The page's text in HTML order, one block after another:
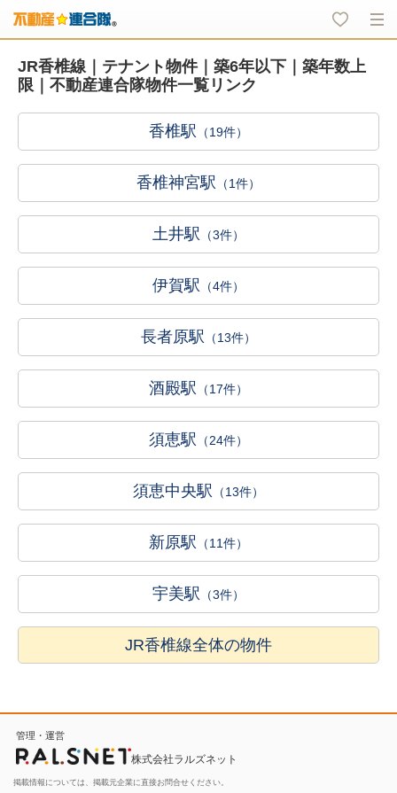
JR香椎線｜テナント物件｜築6年以下｜築年数上
限｜不動産連合隊物件一覧リンク
香椎駅 （19件）
香椎神宮駅 （1件）
土井駅 （3件）
伊賀駅 （4件）
長者原駅 （13件）
酒殿駅 （17件）
須恵駅 （24件）
須恵中央駅 （13件）
新原駅 （11件）
宇美駅 （3件）
JR香椎線全体の物件
管理・運営
株式会社ラルズネット
掲載情報については、掲載元企業に直接お問合せください。